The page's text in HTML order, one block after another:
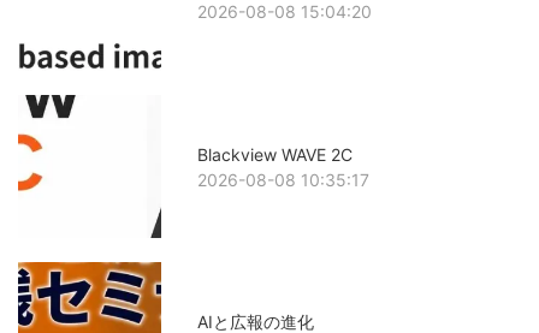
2026-08-08 15:04:20
Blackview WAVE 2C
2026-08-08 10:35:17
AIと広報の進化